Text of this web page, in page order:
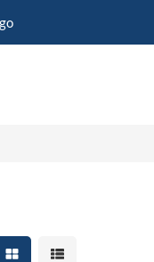
Mostrar resultados em
Mostrar